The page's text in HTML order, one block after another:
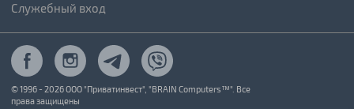
Служебный вход
© 1996 - 2026 ООО "Приватинвест", "BRAIN Computers™". Все
права защищены